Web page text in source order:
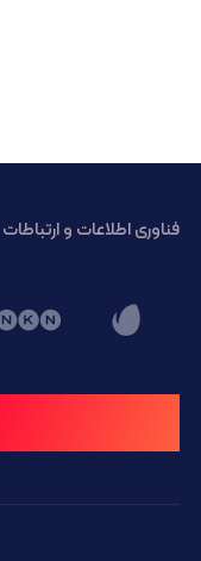
فناوری اطلاعات و ارتباطات